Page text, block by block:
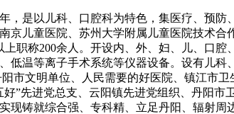
，是以儿科、口腔科为特色，集医疗、预
京儿童医院、苏州大学附属儿童医院技术
职称200余人。开设内、外、妇、儿、口
温等离子手术系统等仪器设备。设有儿
市文明单位、人民需要的好医院、镇江市
”先进党总支、云阳镇先进党组织、丹阳
现铸就综合强、专科精、立足丹阳、辐射周